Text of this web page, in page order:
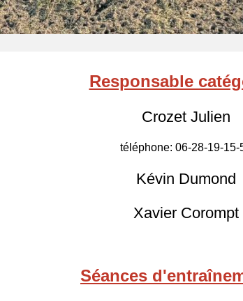
Responsable
Crozet Julien
téléphone: 06-28-19-15-
Kévin Dumond
Xavier Corompt
Séances